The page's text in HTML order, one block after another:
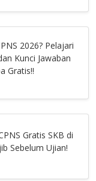
2026? Pelajari
Kunci Jawaban
Gratis!!
Gratis SKB di
Sebelum Ujian!